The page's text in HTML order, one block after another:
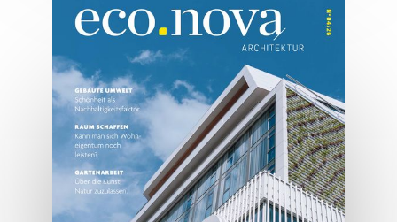
07/2026
Tirols Top 500 - Juli/August
2026
JETZT BESTELLEN